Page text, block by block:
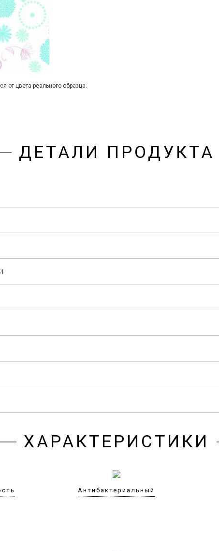
от цвета реального образца.
ДЕТАЛИ ПРОДУКТА
ХАРАКТЕРИСТИКИ
Антибактериальный